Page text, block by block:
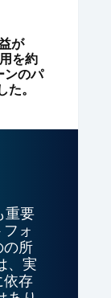
が
を約
ンのパ
。
重要
ォ
の所
、実
依存